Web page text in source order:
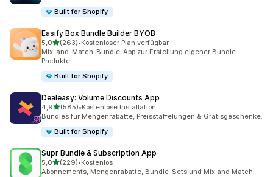
Built for Shopify
Easify Box Bundle Builder BYOB
5,0von 5 Sternen
(263)
263 Rezensionen insgesamt
•Kostenloser Plan verfügbar
Mix-and-Match-Bundle-App zur Erstellung eigener Bundle-
Produkte
Built for Shopify
Dealeasy: Volume Discounts App
4,9von 5 Sternen
(585)
585 Rezensionen insgesamt
•Kostenlose Installation
Bundles für Mengenrabatte, Preisstaffelungen & Gratisgeschenke.
Built for Shopify
Supr Bundle & Subscription App
5,0von 5 Sternen
(229)
229 Rezensionen insgesamt
•Kostenlos
Abonnements, Mengenrabatte, Bundle-Sets und Mix and Match